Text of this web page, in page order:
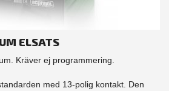
ELSATS
Kräver ej programmering.
med 13-polig kontakt. Den